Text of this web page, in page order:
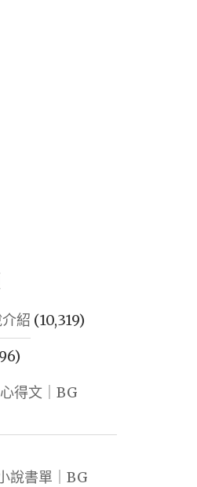
紹 (10,319)
得文｜BG
說書單｜BG